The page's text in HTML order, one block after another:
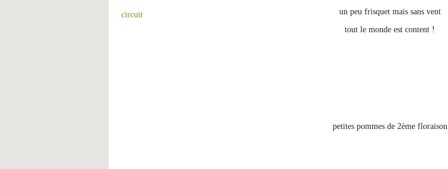
circuit
un peu frisquet mais sans vent
tout le monde est content !
petites pommes de 2ème floraison